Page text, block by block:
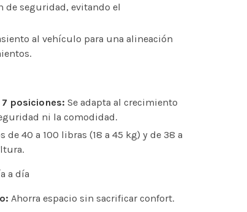
seguridad, evitando el
al vehículo para una alineación
posiciones: Se adapta al crecimiento
ni la comodidad.
de 40 a 100 libras (18 a 45 kg) y de 38 a
a día
Ahorra espacio sin sacrificar confort.